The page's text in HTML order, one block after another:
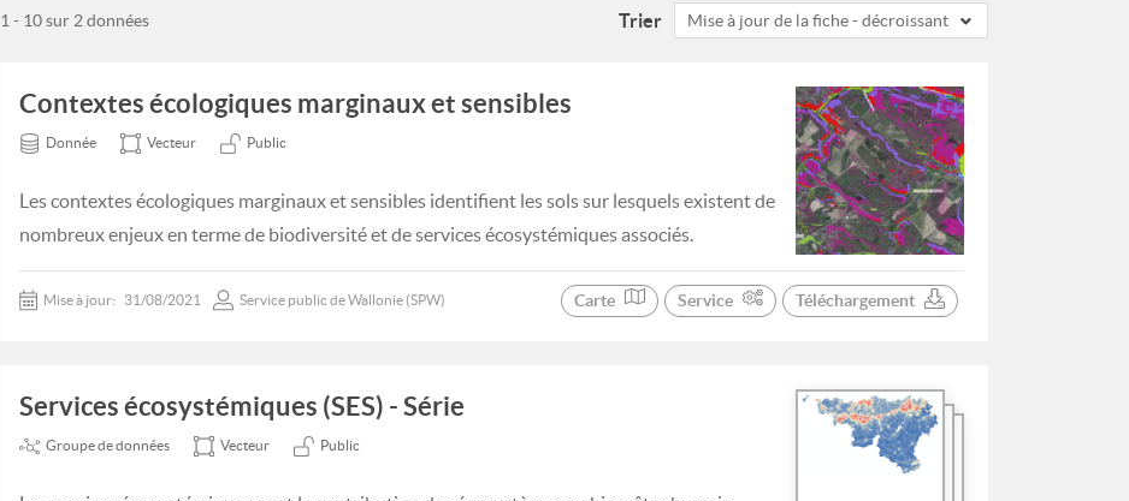
Trier Mise à jour de la fiche - décroissant
1 - 10 sur 2 données
Contextes écologiques marginaux et sensibles
Donnée Vecteur Public
Les contextes écologiques marginaux et sensibles identifient les sols sur lesquels existent de
nombreux enjeux en terme de biodiversité et de services écosystémiques associés.
Mise à jour: 31/08/2021 Service public de Wallonie (SPW) Carte Service Téléchargement
Services écosystémiques (SES) - Série
Groupe de données Vecteur Public